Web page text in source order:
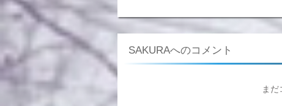
SAKURAへのコメント
ま